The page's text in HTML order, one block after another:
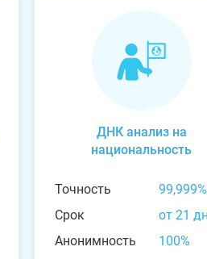
ДНК анализ на
национальность
Точность
99,999%
Срок
от 21
Анонимность
100%